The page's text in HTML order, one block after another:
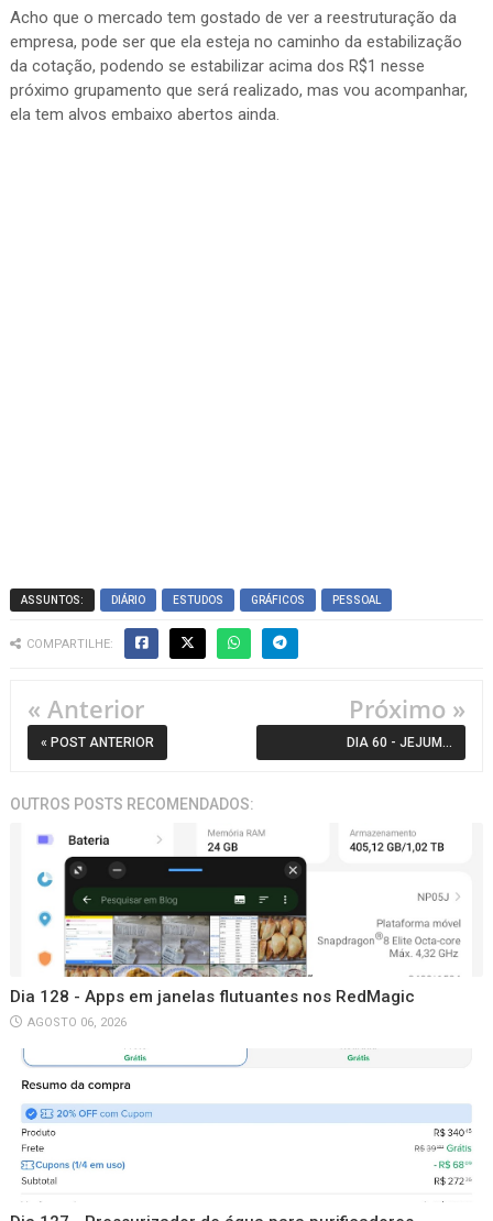
Acho que o mercado tem gostado de ver a reestruturação da
empresa, pode ser que ela esteja no caminho da estabilização
da cotação, podendo se estabilizar acima dos R$1 nesse
próximo grupamento que será realizado, mas vou acompanhar,
ela tem alvos embaixo abertos ainda.
ASSUNTOS: DIÁRIO ESTUDOS GRÁFICOS PESSOAL
COMPARTILHE:
« Anterior
« POST ANTERIOR
Próximo »
DIA 60 - JEJUM ×
OUTROS POSTS RECOMENDADOS:
Dia 128 - Apps em janelas flutuantes nos RedMagic
AGOSTO 06, 2026